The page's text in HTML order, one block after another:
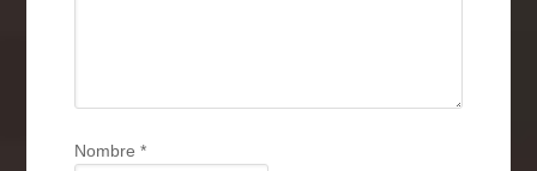
Nombre*